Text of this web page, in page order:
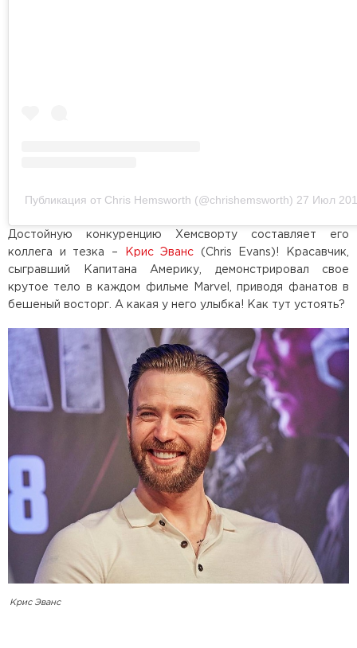
Публикация от Chris Hemsworth (@chrishemsworth) 27 Июл
Достойную конкуренцию Хемсворту составляет его
коллега и тезка –
Крис Эванс (Chris Evans)! Красавчик,
сыгравший Капитана Америку, демонстрировал свое
крутое тело в каждом фильме Marvel, приводя фанатов в
бешеный восторг. А какая у него улыбка! Как тут устоять?
Крис Эванс